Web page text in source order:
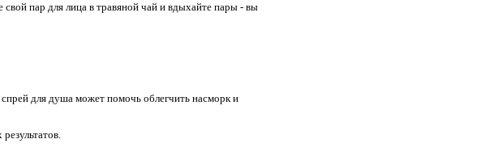
пар для лица в травяной чай и вдыхайте пары - вы
для душа может помочь облегчить насморк и